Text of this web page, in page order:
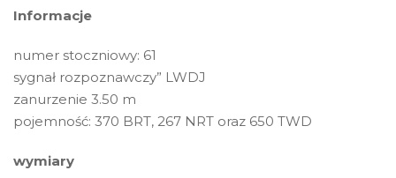
Informacje
numer stoczniowy: 61
sygnał rozpoznawczy” LWDJ
zanurzenie 3.50 m
pojemność: 370 BRT, 267 NRT oraz 650 TWD
wymiary